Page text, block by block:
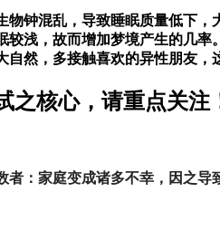
钟混乱，导致睡眠质量低下，
浅，故而增加梦境产生的几
然，多接触喜欢的异性朋友，
核心，请重点关注
：家庭变成诸多不幸，因之导